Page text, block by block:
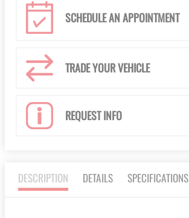
SCHEDULE AN APPOINTMENT
TRADE YOUR VEHICLE
REQUEST INFO
DESCRIPTION DETAILS SPECIFICATIONS